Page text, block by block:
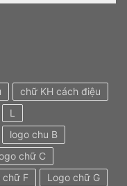
chữ KH cách điệu
L
logo chu B
chữ C
chữ F
Logo chữ G